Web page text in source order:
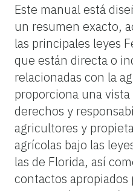
Este manual está
un resumen exacto,
las principales leyes
que están directa o
relacionadas con la
proporciona una
derechos y
agricultores y
agrícolas bajo las
las de Florida, así
contactos apropiados